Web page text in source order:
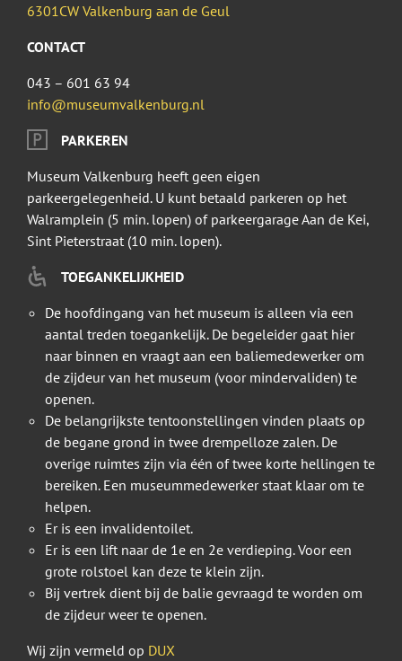
6301CW Valkenburg aan de Geul
CONTACT
043 – 601 63 94
info@museumvalkenburg.nl
PARKEREN
Museum Valkenburg heeft geen eigen
parkeergelegenheid. U kunt betaald parkeren op het
Walramplein (5 min. lopen) of parkeergarage Aan de Kei,
Sint Pieterstraat (10 min. lopen).
TOEGANKELIJKHEID
De hoofdingang van het museum is alleen via een
aantal treden toegankelijk. De begeleider gaat hier
naar binnen en vraagt aan een baliemedewerker om
de zijdeur van het museum (voor mindervaliden) te
openen.
De belangrijkste tentoonstellingen vinden plaats op
de begane grond in twee drempelloze zalen. De
overige ruimtes zijn via één of twee korte hellingen te
bereiken. Een museummedewerker staat klaar om te
helpen.
Er is een invalidentoilet.
Er is een lift naar de 1e en 2e verdieping. Voor een
grote rolstoel kan deze te klein zijn.
Bij vertrek dient bij de balie gevraagd te worden om
de zijdeur weer te openen.
Wij zijn vermeld op DUX